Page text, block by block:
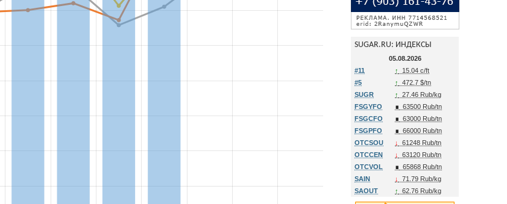
SUGAR.RU: ИНДЕКСЫ
05.08.2026
#11
↑
15.04 c/ft
#5
↑
472.7 $/tn
SUGR
↑
27.46 Rub/kg
FSGYFO
∎ 63500 Rub/tn
FSGCFO
∎ 63000 Rub/tn
FSGPFO
∎ 66000 Rub/tn
OTCSOU
↓
61248 Rub/tn
OTCCEN
↓
63120 Rub/tn
OTCVOL
∎ 65868 Rub/tn
SAIN
↓
71.79 Rub/kg
SAOUT
↑ 62.76 Rub/kg